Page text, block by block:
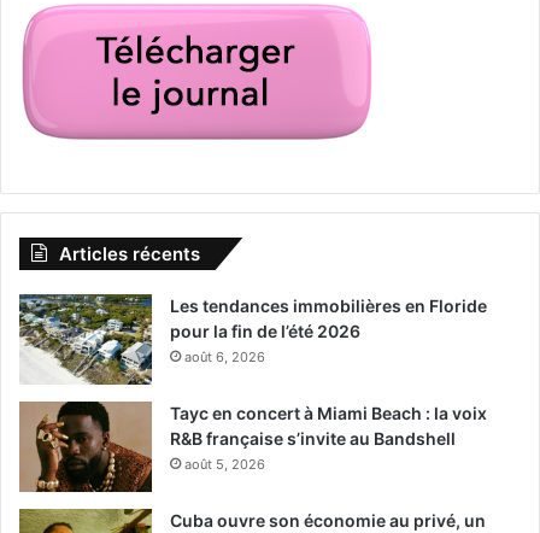
Articles récents
Les tendances immobilières en Floride
pour la fin de l’été 2026
août 6, 2026
Tayc en concert à Miami Beach : la voix
R&B française s’invite au Bandshell
août 5, 2026
Cuba ouvre son économie au privé, un